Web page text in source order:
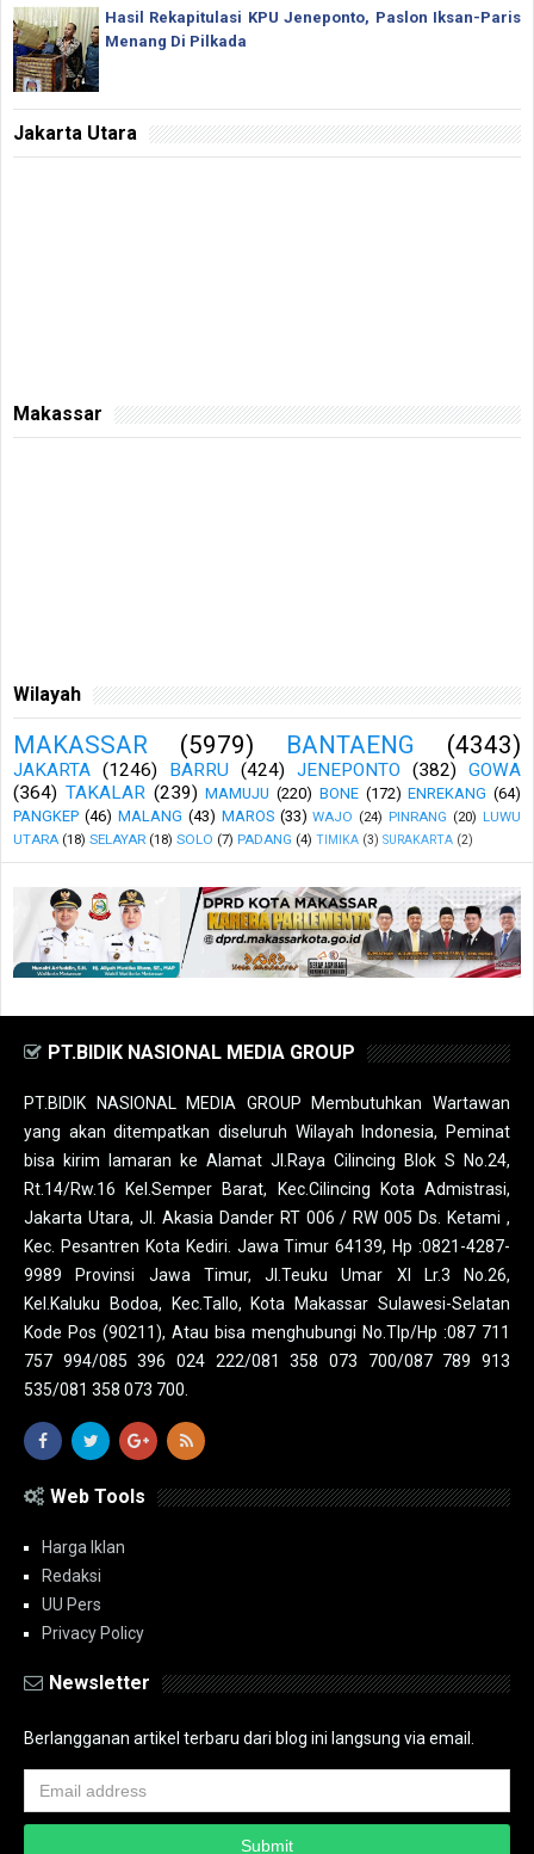
Hasil Rekapitulasi KPU Jeneponto, Paslon Iksan-Paris
Menang Di Pilkada
Jakarta Utara
Makassar
Wilayah
MAKASSAR (5979) BANTAENG (4343)
JAKARTA (1246) BARRU (424) JENEPONTO (382)
GOWA
(364) TAKALAR (239) MAMUJU (220) BONE (172) ENREKANG (64)
PANGKEP (46) MALANG (43) MAROS (33) WAJO (24) PINRANG (20) LUWU
UTARA (18) SELAYAR (18) SOLO (7) PADANG (4) TIMIKA (3) SURAKARTA (2)
PT.BIDIK NASIONAL MEDIA GROUP
PT.BIDIK NASIONAL MEDIA GROUP Membutuhkan Wartawan
yang akan ditempatkan diseluruh Wilayah Indonesia, Peminat
bisa kirim lamaran ke Alamat Jl.Raya Cilincing Blok S No.24,
Rt.14/Rw.16 Kel.Semper Barat, Kec.Cilincing Kota Admistrasi,
Jakarta Utara, Jl. Akasia Dander RT 006 / RW 005 Ds. Ketami ,
Kec. Pesantren Kota Kediri. Jawa Timur 64139, Hp :0821-4287-
9989 Provinsi Jawa Timur, Jl.Teuku Umar XI Lr.3 No.26,
Kel.Kaluku Bodoa, Kec.Tallo, Kota Makassar Sulawesi-Selatan
Kode Pos (90211), Atau bisa menghubungi No.Tlp/Hp :087 711
757 994/085 396 024 222/081 358 073 700/087 789 913
535/081 358 073 700.
Web Tools
Harga Iklan
Redaksi
UU Pers
Privacy Policy
Newsletter
Berlangganan artikel terbaru dari blog ini langsung via email.